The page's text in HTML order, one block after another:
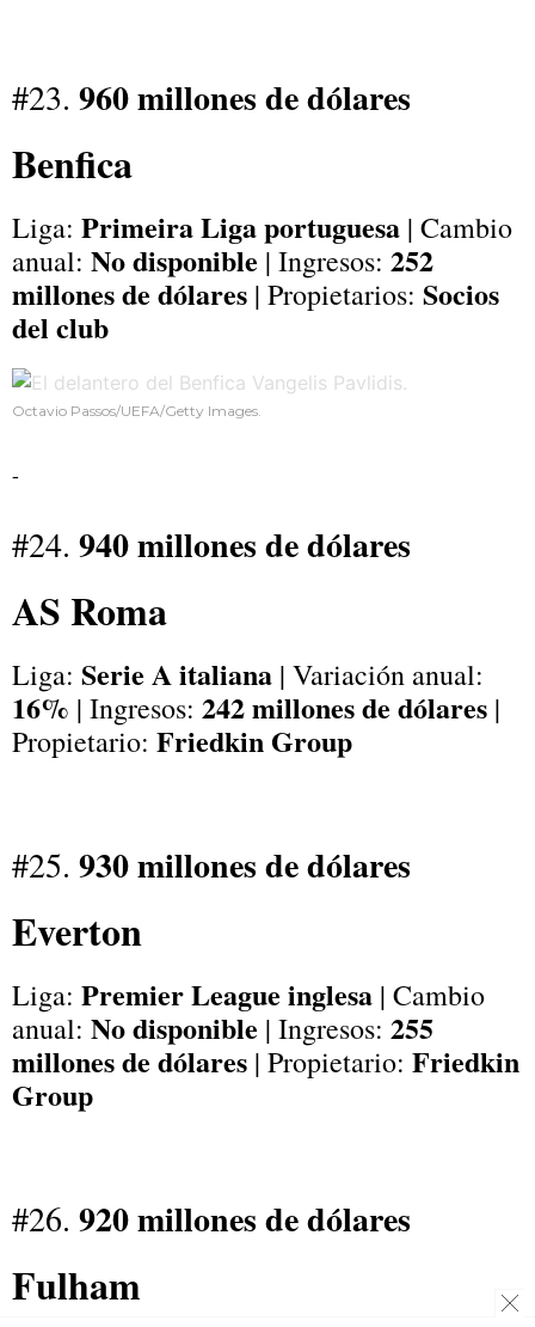
#23. 960 millones de dólares
Benfica
Liga: Primeira Liga portuguesa | Cambio
anual: No disponible | Ingresos: 252
millones de dólares | Propietarios: Socios
del club
Octavio Passos/UEFA/Getty Images.
-
#24. 940 millones de dólares
AS Roma
Liga: Serie A italiana | Variación anual:
16% | Ingresos: 242 millones de dólares |
Propietario: Friedkin Group
#25. 930 millones de dólares
Everton
Liga: Premier League inglesa | Cambio
anual: No disponible | Ingresos: 255
millones de dólares | Propietario: Friedkin
Group
#26. 920 millones de dólares
Fulham